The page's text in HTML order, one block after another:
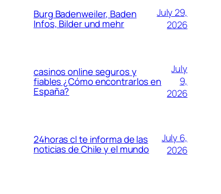
Burg Badenweiler, Baden
Infos, Bilder und mehr
July 29,
2026
casinos online seguros y
fiables ¿Cómo encontrarlos en
España?
July
9,
2026
24horas cl te informa de las
noticias de Chile y el mundo
July 6,
2026